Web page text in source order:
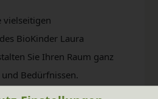
vielseitigen
BioKinder Laura
Sie Ihren Raum ganz
Bedürfnissen.